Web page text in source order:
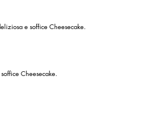
e soffice Cheesecake.
Cheesecake.